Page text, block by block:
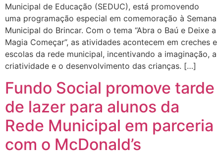
Municipal de Educação (SEDUC), está promovendo
uma programação especial em comemoração à Semana
Municipal do Brincar. Com o tema “Abra o Baú e Deixe a
Magia Começar”, as atividades acontecem em creches e
escolas da rede municipal, incentivando a imaginação, a
criatividade e o desenvolvimento das crianças. […]
Fundo Social promove tarde
de lazer para alunos da
Rede Municipal em parceria
com o McDonald’s